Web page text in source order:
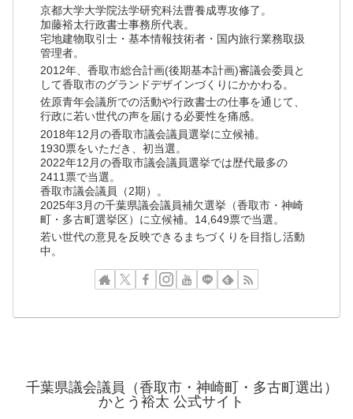
京都大学大学院法学研究科法曹養成専攻修了。
加藤裕太行政書士事務所代表。
宅地建物取引士・基本情報技術者・国内旅行業務取扱
管理者。
2012年、香取市総合計画(後期基本計画)審議会委員と
して香取市のグランドデザインづくりにかかわる。
佐原青年会議所での活動や行政書士の仕事を通じて、
行政に若い世代の声を届ける必要性を痛感。
2018年12月の香取市議会議員選挙に立候補。
1930票をいただき、初当選。
2022年12月の香取市議会議員選挙では歴代最多の
2411票で当選。
香取市議会議員（2期）。
2025年3月の千葉県議会議員補欠選挙（香取市・神崎
町・多古町選挙区）に立候補。14,649票で当選。
若い世代の意見を反映できるまちづくりを目指し活動
中。
千葉県議会議員（香取市・神崎町・多古町選出）
かとう裕太 公式サイト